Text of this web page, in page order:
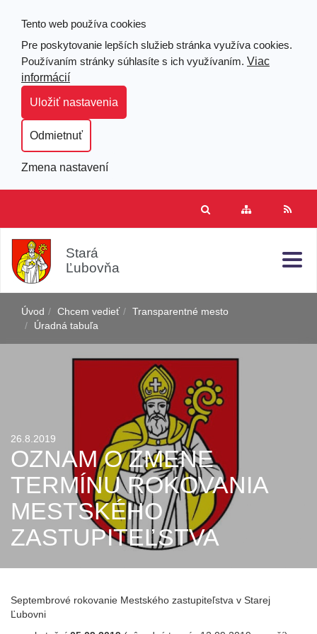
Tento web používa cookies
Pre poskytovanie lepších služieb stránka využíva cookies.
Používaním stránky súhlasíte s ich využívaním. Viac
informácií
Uložiť nastavenia
Odmietnuť
Zmena nastavení
Mapa
RSS
Stará
Ľubovňa
Úvod Chcem vedieť
Transparentné mesto
Úradná tabuľa
26.8.2019
OZNAM O ZMENE
TERMÍNU ROKOVANIA
MESTSKÉHO
ZASTUPITEĽSTVA
Septembrové rokovanie Mestského zastupiteľstva v Starej
Ľubovni